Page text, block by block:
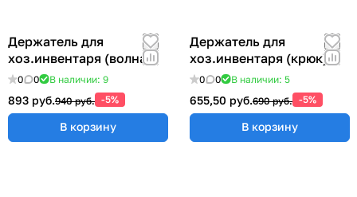
Держатель для
хоз.инвентаря (волна)
0 0 В наличии: 9
893 руб.940 руб. -5%
В корзину
Держатель для
хоз.инвентаря (крюк)
0 0 В наличии: 5
655,50 руб.690 руб. -5%
В корзину